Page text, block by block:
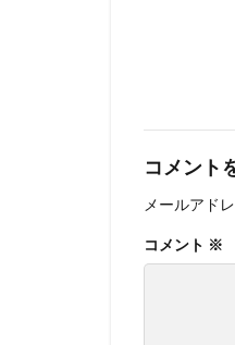
コメント
メールアド
コメント ※